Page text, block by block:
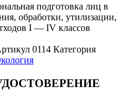
подготовка лиц в
обработки, утилизации,
I — IV классов
0114Категория